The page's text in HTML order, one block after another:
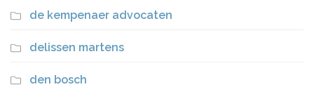
de kempenaer advocaten
delissen martens
den bosch